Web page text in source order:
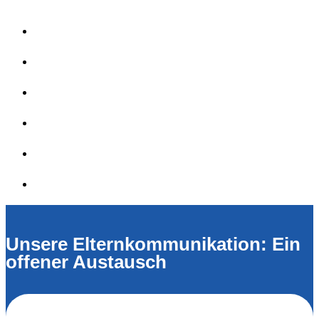
Unsere Elternkommunikation: Ein
offener Austausch